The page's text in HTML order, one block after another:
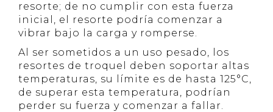
resorte; de no cumplir con esta fuerza
inicial, el resorte podría comenzar a
vibrar bajo la carga y romperse.
Al ser sometidos a un uso pesado, los
resortes de troquel deben soportar altas
temperaturas, su límite es de hasta 125°C,
de superar esta temperatura, podrían
perder su fuerza y comenzar a fallar.